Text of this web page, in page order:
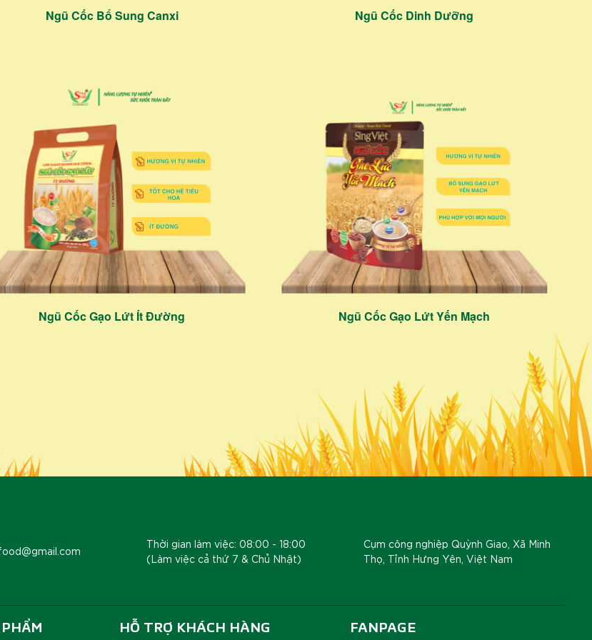
Ngũ Cốc Bổ Sung Canxi Ngũ Cốc Dinh Dưỡng
Ngũ Cốc Gạo Lứt Ít Đường Ngũ Cốc Gạo Lứt Yến Mạch
Thời gian làm việc: 08:00 - 18:00
(Làm việc cả thứ 7 & Chủ Nhật)
Cụm công nghiệp Quỳnh Giao, Xã Minh
Thọ, Tỉnh Hưng Yên, Việt Nam
HỖ TRỢ KHÁCH HÀNG FANPAGE